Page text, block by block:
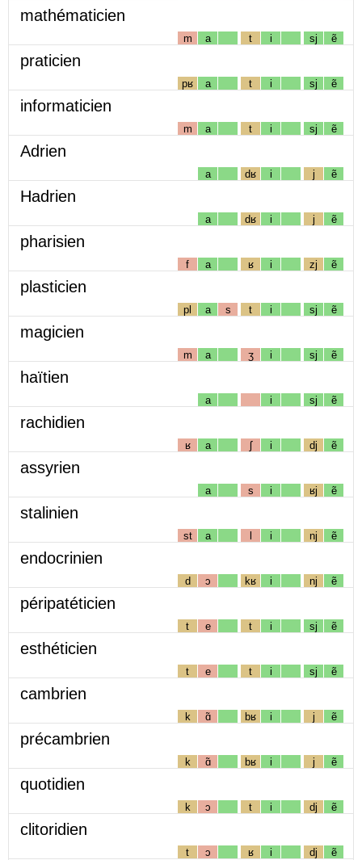
mathématicien
m a t i sj ẽ
praticien
pʁ a t i sj ẽ
informaticien
m a t i sj ẽ
Adrien
a dʁ i j ẽ
Hadrien
a dʁ i j ẽ
pharisien
f a ʁ i zj ẽ
plasticien
pl a s t i sj ẽ
magicien
m a ʒ i sj ẽ
haïtien
a i sj ẽ
rachidien
ʁ a ʃ i dj ẽ
assyrien
a s i ʁj ẽ
stalinien
st a l i nj ẽ
endocrinien
d ɔ kʁ i nj ẽ
péripatéticien
t e t i sj ẽ
esthéticien
t e t i sj ẽ
cambrien
k ɑ̃ bʁ i j ẽ
précambrien
k ɑ̃ bʁ i j ẽ
quotidien
k ɔ t i dj ẽ
clitoridien
t ɔ ʁ i dj ẽ